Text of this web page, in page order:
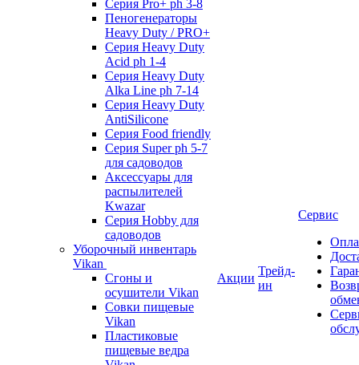
Серия Pro+ ph 3-8
Пеногенераторы
Heavy Duty / PRO+
Серия Heavy Duty
Acid ph 1-4
Серия Heavy Duty
Alka Line ph 7-14
Серия Heavy Duty
AntiSilicone
Серия Food friendly
Серия Super ph 5-7
для садоводов
Аксессуары для
распылителей
Kwazar
Серия Hobby для
садоводов
Уборочный инвентарь
Vikan
Сгоны и
осушители Vikan
Совки пищевые
Vikan
Пластиковые
пищевые ведра
Акции
Трейд-
ин
Сервис